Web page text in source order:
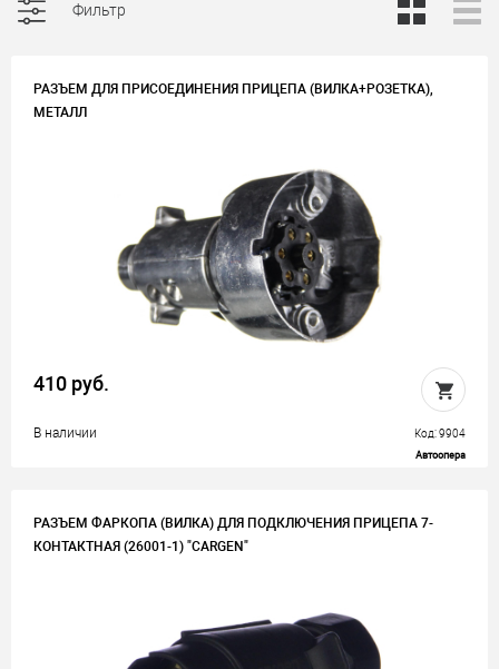
Фильтр
РАЗЪЕМ ДЛЯ ПРИСОЕДИНЕНИЯ ПРИЦЕПА (ВИЛКА+РОЗЕТКА),
МЕТАЛЛ
410 руб.
В наличии Код: 9904
Автоопера
РАЗЪЕМ ФАРКОПА (ВИЛКА) ДЛЯ ПОДКЛЮЧЕНИЯ ПРИЦЕПА 7-
КОНТАКТНАЯ (26001-1) "CARGEN"